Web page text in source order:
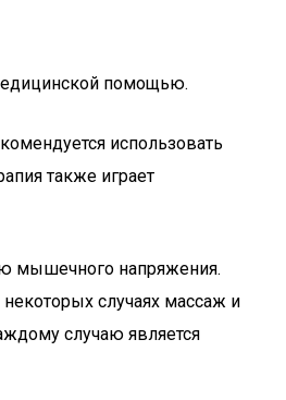
помощью.
использовать
также играет
мышечного напряжения.
случаях массаж и
случаю является